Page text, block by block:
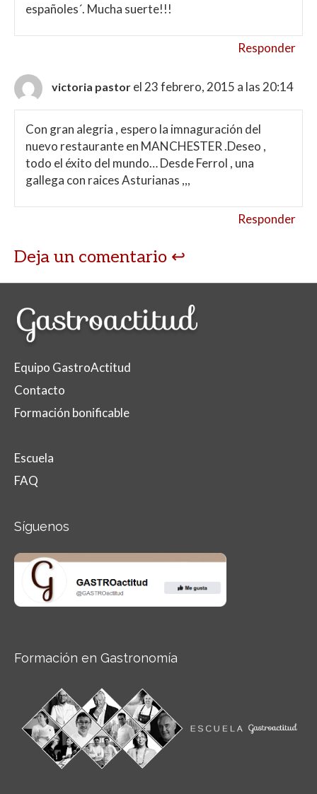
españoles´. Mucha suerte!!!
Responder
victoria pastor el 23 febrero, 2015 a las 20:14
Con gran alegria , espero la imnaguración del
nuevo restaurante en MANCHESTER .Deseo ,
todo el éxito del mundo… Desde Ferrol , una
gallega con raices Asturianas ,,,
Responder
Deja un comentario
Equipo GastroActitud
Contacto
Formación bonificable
Escuela
FAQ
Síguenos
Formación en Gastronomía